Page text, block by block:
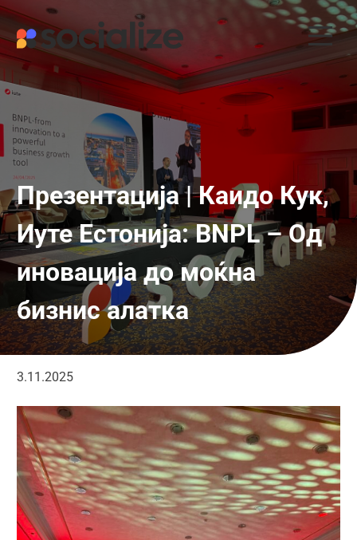
Skip
content
Презентација | Каидо Кук,
Иуте Естонија: BNPL – Од
иновација до моќна
бизнис алатка
3.11.2025